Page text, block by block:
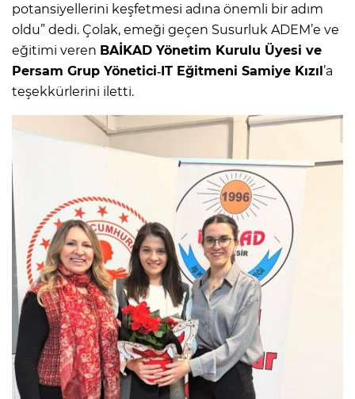
potansiyellerini keşfetmesi adına önemli bir adım
oldu” dedi. Çolak, emeği geçen Susurluk ADEM’e ve
eğitimi veren BAİKAD Yönetim Kurulu Üyesi ve
Persam Grup Yönetici‑IT Eğitmeni Samiye Kızıl’a
teşekkürlerini iletti.